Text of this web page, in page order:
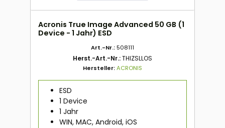
Acronis True Image Advanced 50 GB (1
Device - 1 Jahr) ESD
Art.-Nr.:508111
Herst.-Art.-Nr.:THIZSLLOS
Hersteller:ACRONIS
ESD
1 Device
1 Jahr
WIN, MAC, Android, iOS